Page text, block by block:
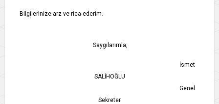
Bilgilerinize arz ve rica ederim.
Saygılarımla,
İsmet
SALİHOĞLU
Genel
Sekreter